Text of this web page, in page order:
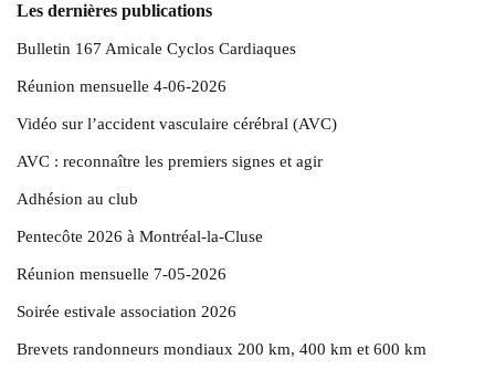
Les dernières publications
Bulletin 167 Amicale Cyclos Cardiaques
Réunion mensuelle 4-06-2026
Vidéo sur l’accident vasculaire cérébral (AVC)
AVC : reconnaître les premiers signes et agir
Adhésion au club
Pentecôte 2026 à Montréal-la-Cluse
Réunion mensuelle 7-05-2026
Soirée estivale association 2026
Brevets randonneurs mondiaux 200 km, 400 km et 600 km